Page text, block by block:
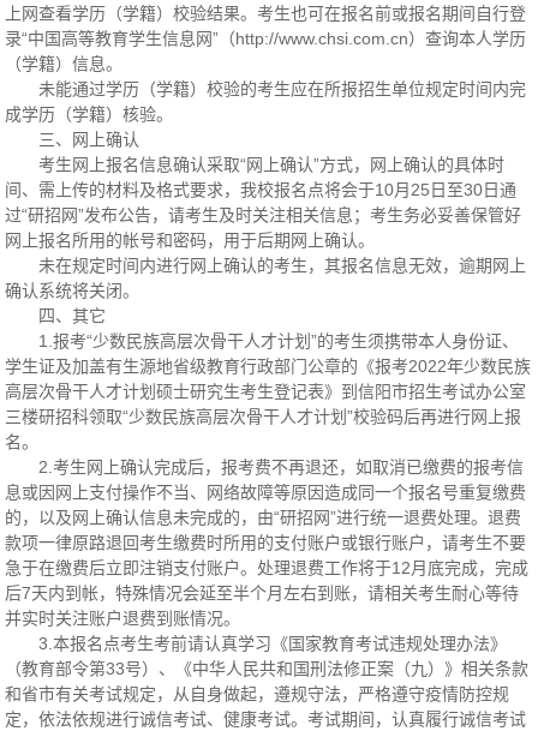
上网查看学历（学籍）校验结果。考生也可在报名前或报名期间自行登
录“中国高等教育学生信息网”（http://www.chsi.com.cn）查询本人学历
（学籍）信息。
未能通过学历（学籍）校验的考生应在所报招生单位规定时间内完
成学历（学籍）核验。
三、网上确认
考生网上报名信息确认采取“网上确认”方式，网上确认的具体时
间、需上传的材料及格式要求，我校报名点将会于10月25日至30日通
过“研招网”发布公告，请考生及时关注相关信息；考生务必妥善保管好
网上报名所用的帐号和密码，用于后期网上确认。
未在规定时间内进行网上确认的考生，其报名信息无效，逾期网上
确认系统将关闭。
四、其它
1.报考“少数民族高层次骨干人才计划”的考生须携带本人身份证、
学生证及加盖有生源地省级教育行政部门公章的《报考2022年少数民族
高层次骨干人才计划硕士研究生考生登记表》到信阳市招生考试办公室
三楼研招科领取“少数民族高层次骨干人才计划”校验码后再进行网上报
名。
2.考生网上确认完成后，报考费不再退还，如取消已缴费的报考信
息或因网上支付操作不当、网络故障等原因造成同一个报名号重复缴费
的，以及网上确认信息未完成的，由“研招网”进行统一退费处理。退费
款项一律原路退回考生缴费时所用的支付账户或银行账户，请考生不要
急于在缴费后立即注销支付账户。处理退费工作将于12月底完成，完成
后7天内到帐，特殊情况会延至半个月左右到账，请相关考生耐心等待
并实时关注账户退费到账情况。
3.本报名点考生考前请认真学习《国家教育考试违规处理办法》
（教育部令第33号）、《中华人民共和国刑法修正案（九）》相关条款
和省市有关考试规定，从自身做起，遵规守法，严格遵守疫情防控规
定，依法依规进行诚信考试、健康考试。考试期间，认真履行诚信考试